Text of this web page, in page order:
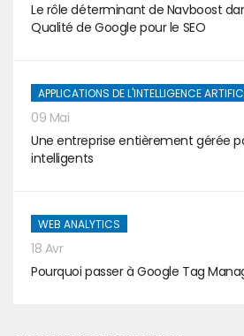
Le rôle déterminant de Navboost
Qualité de Google pour le SEO
APPLICATIONS DE L'INTELLIGENCE
09 Mai
Une entreprise entièrement gérée
intelligents
WEB ANALYTICS
18 Avr
Pourquoi passer à Google Tag